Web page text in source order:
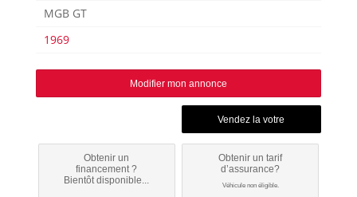
MGB GT
1969
Modifier mon annonce
Obtenir un
financement ?
Bientôt disponible...
Obtenir un tarif
d’assurance?
Véhicule non éligible.